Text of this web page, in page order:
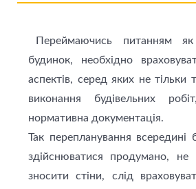
Переймаючись питанням як
будинок, необхідно
аспектів, серед яких не тільки
виконання будівельних
нормативна документація.
Так перепланування всередині
здійснюватися продумано, не
зносити стіни, слід